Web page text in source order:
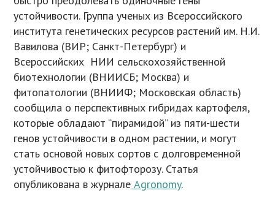
устойчивости. Группа ученых из Всероссийского
института генетических ресурсов растений им. Н.И.
Вавилова (ВИР; Санкт-Петербург) и
Всероссийских НИИ сельскохозяйственной
биотехнологии (ВНИИСБ; Москва) и
фитопатологии (ВНИИФ; Московская область)
сообщила о перспективных гибридах картофеля,
которые обладают “пирамидой” из пяти-шести
генов устойчивости в одном растении, и могут
стать основой новых сортов с долговременной
устойчивостью к фитофторозу. Статья
опубликована в журнале Agronomy.